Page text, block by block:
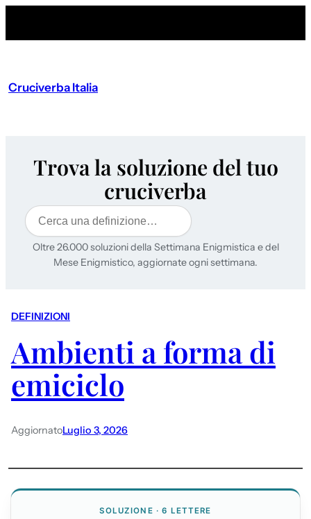
Cruciverba Italia
Trova la soluzione del tuo
cruciverba
Cerca
Oltre 26.000 soluzioni della Settimana Enigmistica e del
Mese Enigmistico, aggiornate ogni settimana.
DEFINIZIONI
Ambienti a forma di
emiciclo
AggiornatoLuglio 3, 2026
SOLUZIONE · 6 LETTERE